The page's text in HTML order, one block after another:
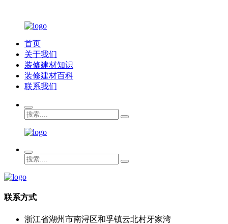
首页
关于我们
装修建材知识
装修建材百科
联系我们
联系方式
浙江省湖州市南浔区和孚镇云北村牙家湾